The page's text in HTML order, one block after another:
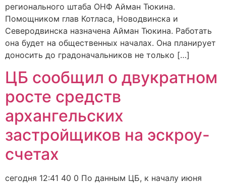
регионального штаба ОНФ Айман Тюкина.
Помощником глав Котласа, Новодвинска и
Северодвинска назначена Айман Тюкина. Работать
она будет на общественных началах. Она планирует
доносить до градоначальников не только […]
ЦБ сообщил о двукратном
росте средств
архангельских
застройщиков на эскроу-
счетах
сегодня 12:41 40 0 По данным ЦБ, к началу июня